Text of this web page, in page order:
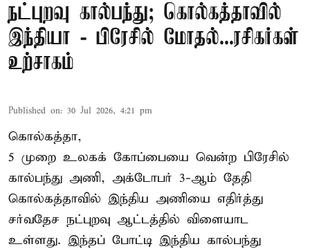
நட்புறவு கால்பந்து; கொல்கத்தாவில்
இந்தியா - பிரேசில் மோதல்...ரசிகர்கள்
உற்சாகம்
Published on: 30 Jul 2026, 4:21 pm
கொல்கத்தா,
5 முறை உலகக் கோப்பையை வென்ற பிரேசில்
கால்பந்து அணி, அக்டோபர் 3-ஆம் தேதி
கொல்கத்தாவில் இந்திய அணியை எதிர்த்து
சர்வதேச நட்புறவு ஆட்டத்தில் விளையாட
உள்ளது. இந்தப் போட்டி இந்திய கால்பந்து